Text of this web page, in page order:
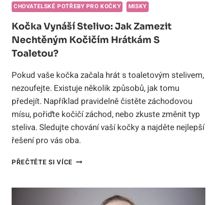
CHOVATELSKÉ POTŘEBY PRO KOČKY MISKY
Kočka Vynáší Stelivo: Jak Zamezit
Nechtěným Kočičím Hrátkám S
Toaletou?
Pokud vaše kočka začala hrát s toaletovým stelivem,
nezoufejte. Existuje několik způsobů, jak tomu
předejít. Například pravidelně čistěte záchodovou
mísu, pořiďte kočičí záchod, nebo zkuste změnit typ
steliva. Sledujte chování vaší kočky a najděte nejlepší
řešení pro vás oba.
PŘEČTĚTE SI VÍCEKOČKA
JAK